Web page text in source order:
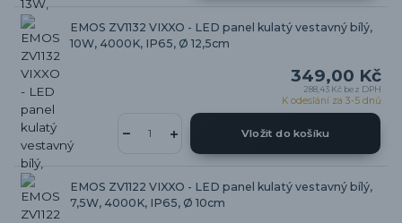
EMOS ZV1132 VIXXO - LED panel kulatý vestavný bílý,
10W, 4000K, IP65, Ø 12,5cm
349,00 Kč
288,43 Kč bez DPH
K odeslání za 3-5 dnů
Vložit do košíku
EMOS ZV1122 VIXXO - LED panel kulatý vestavný bílý,
7,5W, 4000K, IP65, Ø 10cm